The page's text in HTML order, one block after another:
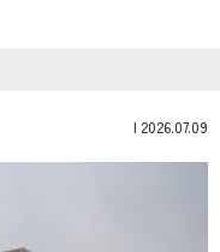
| 2026.07.09